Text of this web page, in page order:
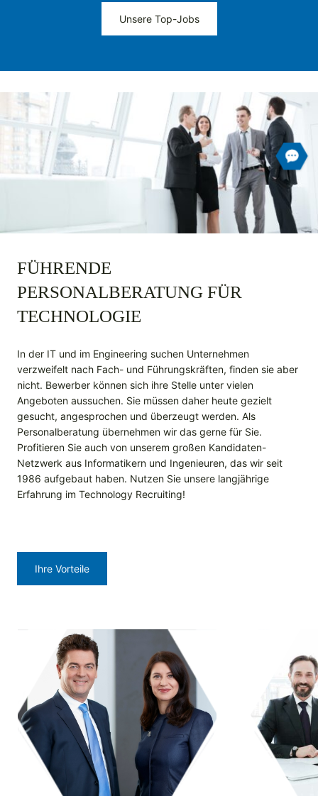
Unsere Top-Jobs
FÜHRENDE
PERSONALBERATUNG FÜR
TECHNOLOGIE
In der IT und im Engineering suchen Unternehmen
verzweifelt nach Fach- und Führungskräften, finden sie aber
nicht. Bewerber können sich ihre Stelle unter vielen
Angeboten aussuchen. Sie müssen daher heute gezielt
gesucht, angesprochen und überzeugt werden. Als
Personalberatung übernehmen wir das gerne für Sie.
Profitieren Sie auch von unserem großen Kandidaten-
Netzwerk aus Informatikern und Ingenieuren, das wir seit
1986 aufgebaut haben. Nutzen Sie unsere langjährige
Erfahrung im Technology Recruiting!
Ihre Vorteile